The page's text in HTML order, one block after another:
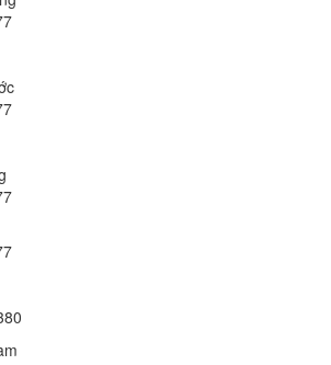
2B)
3B)
Wifi 4.0MP IPC-K42P-IMOU
1080P